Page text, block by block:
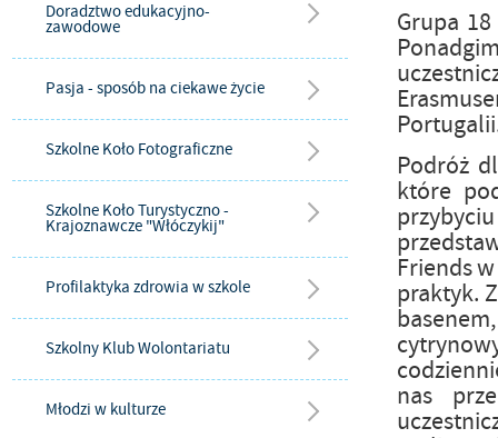
Doradztwo edukacyjno-
zawodowe
Pasja - sposób na ciekawe życie
Szkolne Koło Fotograficzne
Szkolne Koło Turystyczno -
Krajoznawcze "Włóczykij"
Profilaktyka zdrowia w szkole
Szkolny Klub Wolontariatu
Młodzi w kulturze
Grupa
Podróż
które
Friends
praktyk.
nas